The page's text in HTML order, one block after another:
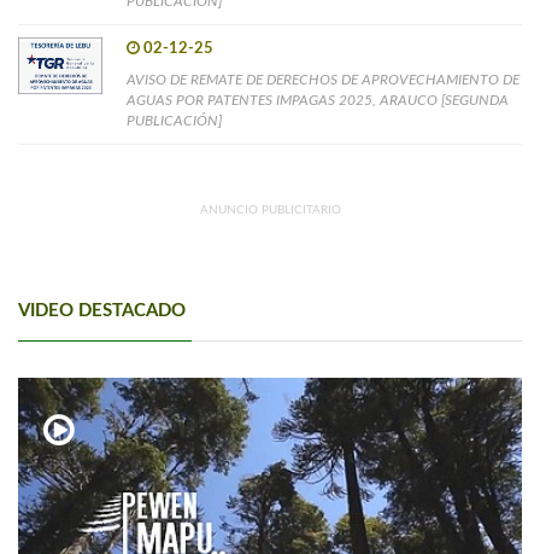
02-12-25
AVISO DE REMATE DE DERECHOS DE APROVECHAMIENTO DE
AGUAS POR PATENTES IMPAGAS 2025, ARAUCO [SEGUNDA
PUBLICACIÓN]
ANUNCIO PUBLICITARIO
VIDEO DESTACADO